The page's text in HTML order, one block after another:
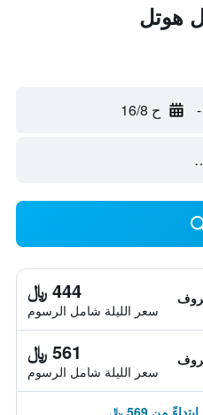
هوتل
- ح 16/8
444 ﷼
سعر الليلة شامل الرسوم
561 ﷼
سعر الليلة شامل الرسوم